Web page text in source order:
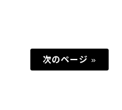
次のページ »